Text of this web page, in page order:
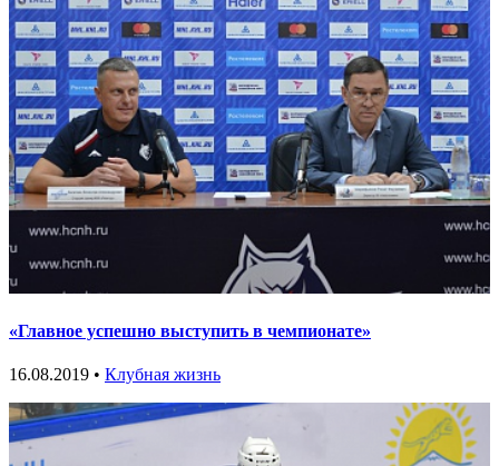
«Главное успешно выступить в чемпионате»
16.08.2019 • Клубная жизнь